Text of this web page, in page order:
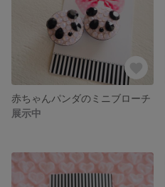
赤ちゃんパンダのミニブローチ
展示中